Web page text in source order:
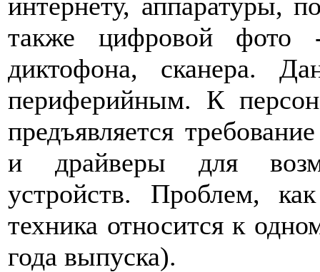
также цифровой фото
диктофона, сканера.
периферийным. К
предъявляется
и драйверы для
устройств. Проблем,
техника относится к
года выпуска).